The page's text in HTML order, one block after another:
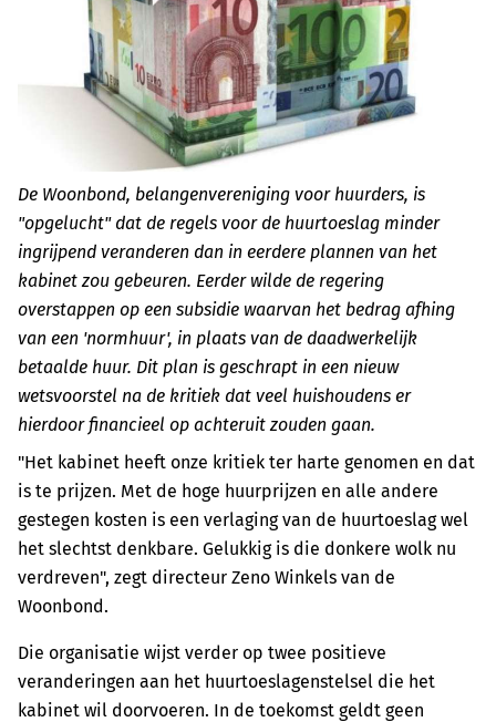
De Woonbond, belangenvereniging voor huurders, is
"opgelucht" dat de regels voor de huurtoeslag minder
ingrijpend veranderen dan in eerdere plannen van het
kabinet zou gebeuren. Eerder wilde de regering
overstappen op een subsidie waarvan het bedrag afhing
van een 'normhuur', in plaats van de daadwerkelijk
betaalde huur. Dit plan is geschrapt in een nieuw
wetsvoorstel na de kritiek dat veel huishoudens er
hierdoor financieel op achteruit zouden gaan.
"Het kabinet heeft onze kritiek ter harte genomen en dat
is te prijzen. Met de hoge huurprijzen en alle andere
gestegen kosten is een verlaging van de huurtoeslag wel
het slechtst denkbare. Gelukkig is die donkere wolk nu
verdreven", zegt directeur Zeno Winkels van de
Woonbond.
Die organisatie wijst verder op twee positieve
veranderingen aan het huurtoeslagenstelsel die het
kabinet wil doorvoeren. In de toekomst geldt geen